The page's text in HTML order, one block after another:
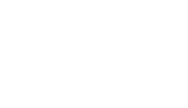
de Goiânia.
diversos imóveis em
uma equipe de